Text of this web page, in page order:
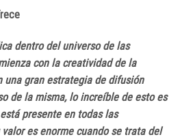
dentro del universo de las
con la creatividad de la
una gran estrategia de difusión
de la misma, lo increíble de esto es
presente en todas las
es enorme cuando se trata del